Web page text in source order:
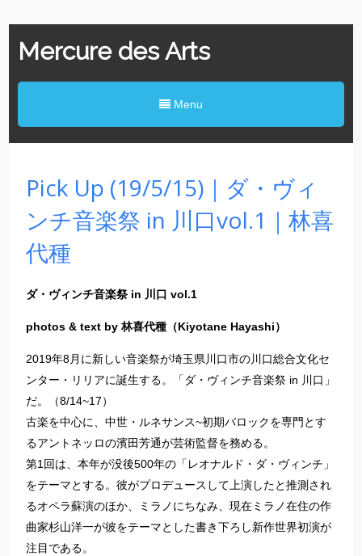
Mercure des Arts
Menu
Pick Up (19/5/15)｜ダ・ヴィ
ンチ音楽祭 in 川口vol.1｜林喜
代種
ダ・ヴィンチ音楽祭 in 川口 vol.1
photos & text by 林喜代種（Kiyotane Hayashi）
2019年8月に新しい音楽祭が埼玉県川口市の川口総合文化セ
ンター・リリアに誕生する。「ダ・ヴィンチ音楽祭 in 川口」
だ。（8/14~17）
古楽を中心に、中世・ルネサンス~初期バロックを専門とす
るアントネッロの濱田芳通が芸術監督を務める。
第1回は、本年が没後500年の「レオナルド・ダ・ヴィンチ」
をテーマとする。彼がプロデュースして上演したと推測され
るオペラ蘇演のほか、ミラノにちなみ、現在ミラノ在住の作
曲家杉山洋一が彼をテーマとした書き下ろし新作世界初演が
注目である。